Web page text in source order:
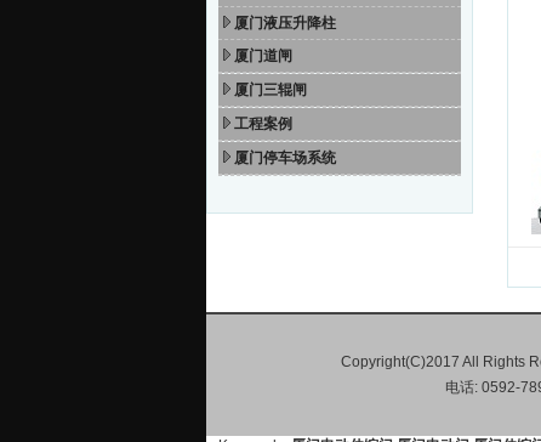
厦门液压升降柱
厦门道闸
厦门三辊闸
工程案例
厦门停车场系统
Copyright(C)2017 All Rights
电话: 0592-